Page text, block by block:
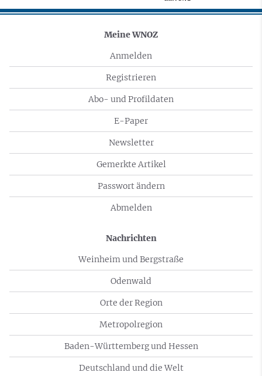
Meine WNOZ
Anmelden
Registrieren
Abo- und Profildaten
E-Paper
Newsletter
Gemerkte Artikel
Passwort ändern
Abmelden
Nachrichten
Weinheim und Bergstraße
Odenwald
Orte der Region
Metropolregion
Baden-Württemberg und Hessen
Deutschland und die Welt